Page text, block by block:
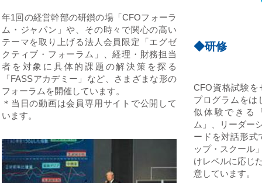
年1回の経営幹部の研鑚の場「CFOフォーラ
ム・ジャパン」や、その時々で関心の高い
テーマを取り上げる法人会員限定「エグゼ
クティブ・フォーラム」、経理・財務担当
者を対象に具体的課題の解決策を探る
「FASSアカデミー」など、さまざまな形の
フォーラムを開催しています。
＊当日の動画は会員専用サイトで公開して
います。
◆研修
CFO資格試験を
プログラムをは
似体験できる
ム」、リーダー
ードを対話形式
ップ・スクール
けレベルに応じ
意しています。